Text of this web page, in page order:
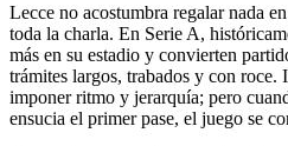
Lecce no acostumbra regalar nada
toda la charla. En Serie A,
más en su estadio y convierten
trámites largos, trabados y con roce.
imponer ritmo y jerarquía; pero
ensucia el primer pase, el juego se